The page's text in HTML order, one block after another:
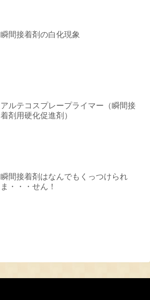
瞬間接着剤の白化現象
アルテコスプレープライマー（瞬間接
着剤用硬化促進剤）
瞬間接着剤はなんでもくっつけられ
ま・・・せん！